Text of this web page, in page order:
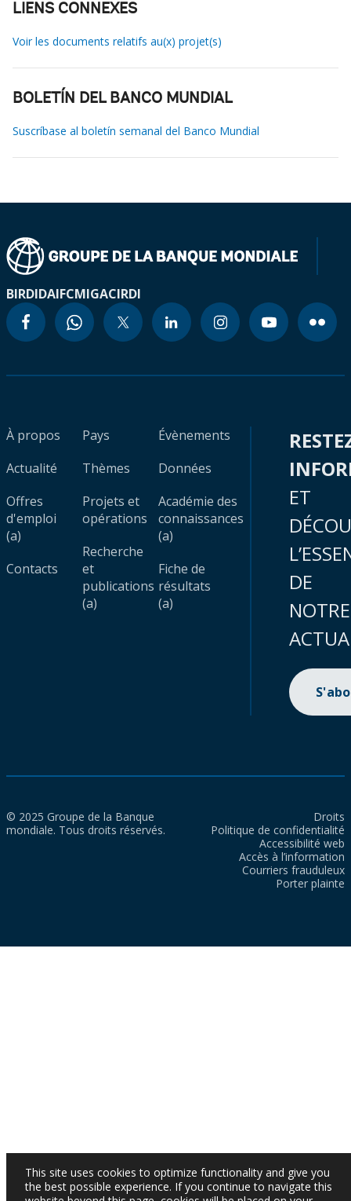
LIENS CONNEXES
Voir les documents relatifs au(x) projet(s)
BOLETÍN DEL BANCO MUNDIAL
Suscríbase al boletín semanal del Banco Mundial
BIRDIDAIFCMIGACIRDI
À propos
Actualité
Offres
d'emploi
(a)
Contacts
Pays
Thèmes
Projets et
opérations
Recherche
et
publications
(a)
Évènements
Données
Académie des
connaissances
(a)
Fiche de
résultats
(a)
ET
DE
NOTRE
© 2025 Groupe de la Banque
mondiale. Tous droits réservés.
Droits
Politique de confidentialité
Accessibilité web
Accès à l’information
Courriers frauduleux
Porter plainte
This site uses cookies to optimize functionality and give you
the best possible experience. If you continue to navigate this